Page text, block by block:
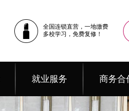
全国连锁直营，一地缴费
多校学习，免费复修！
就业服务 商务合